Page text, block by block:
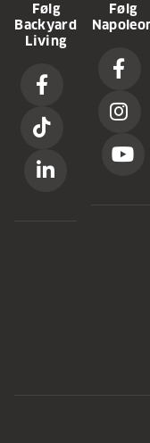
Følg
Backyard
Living
Følg